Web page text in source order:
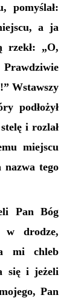
pomyślał:
a ja
rzekł: „O,
Prawdziwie
Wstawszy
podłożył
i rozlał
miejscu
nazwa tego
Pan Bóg
w drodze,
mi chleb
się i jeżeli
Pan